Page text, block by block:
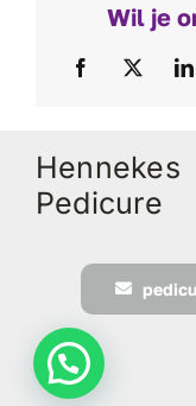
Wil je
Hennekes
Pedicure